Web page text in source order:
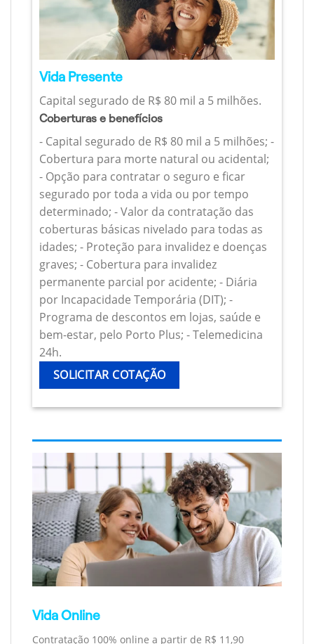
Vida Presente
Capital segurado de R$ 80 mil a 5 milhões.
Coberturas e benefícios
- Capital segurado de R$ 80 mil a 5 milhões; -
Cobertura para morte natural ou acidental;
- Opção para contratar o seguro e ficar
segurado por toda a vida ou por tempo
determinado; - Valor da contratação das
coberturas básicas nivelado para todas as
idades; - Proteção para invalidez e doenças
graves; - Cobertura para invalidez
permanente parcial por acidente; - Diária
por Incapacidade Temporária (DIT); -
Programa de descontos em lojas, saúde e
bem-estar, pelo Porto Plus; - Telemedicina
24h.
SOLICITAR COTAÇÃO
Vida Online
Contratação 100% online a partir de R$ 11,90